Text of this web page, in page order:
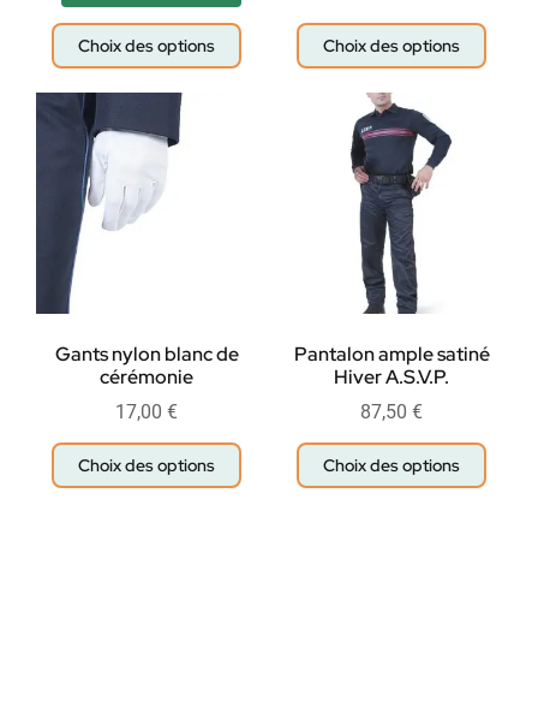
Choix des options Choix des options
Gants nylon blanc de
cérémonie
17,00 €
Choix des options
Pantalon ample satiné
Hiver A.S.V.P.
87,50 €
Choix des options